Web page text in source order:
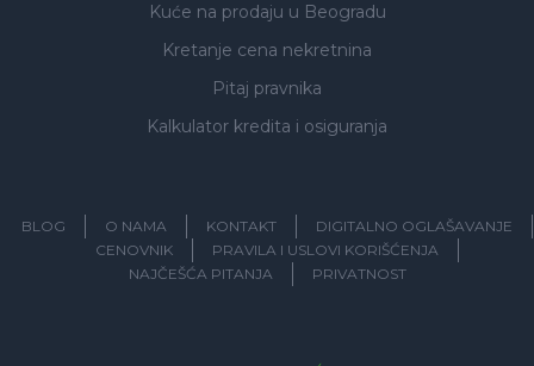
Kuće na prodaju u Beogradu
Kretanje cena nekretnina
Pitaj pravnika
Kalkulator kredita i osiguranja
BLOG O NAMA KONTAKT
DIGITALNO OGLAŠAVANJE
CENOVNIK
PRAVILA I USLOVI KORIŠĆENJA
NAJČEŠĆA PITANJA
PRIVATNOST